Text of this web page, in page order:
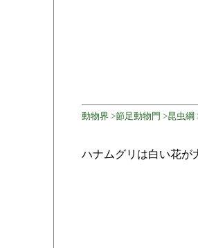
動物界 >節足動物門 >昆虫綱
ハナムグリは白い花が